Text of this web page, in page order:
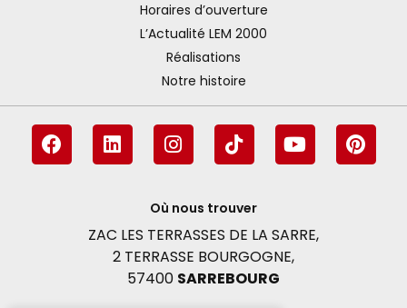
Horaires d’ouverture
L’Actualité LEM 2000
Réalisations
Notre histoire
F
a
c
L
i
n
d
i
I
n
s
a
g
r
a
m
T
i
k
o
k
Y
o
u
b
e
P
i
n
Où nous trouver
ZAC LES TERRASSES DE LA SARRE,
2 TERRASSE BOURGOGNE,
57400 SARREBOURG